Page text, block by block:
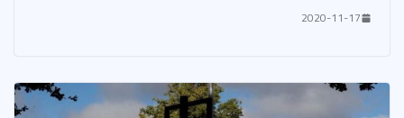
2020-11-17